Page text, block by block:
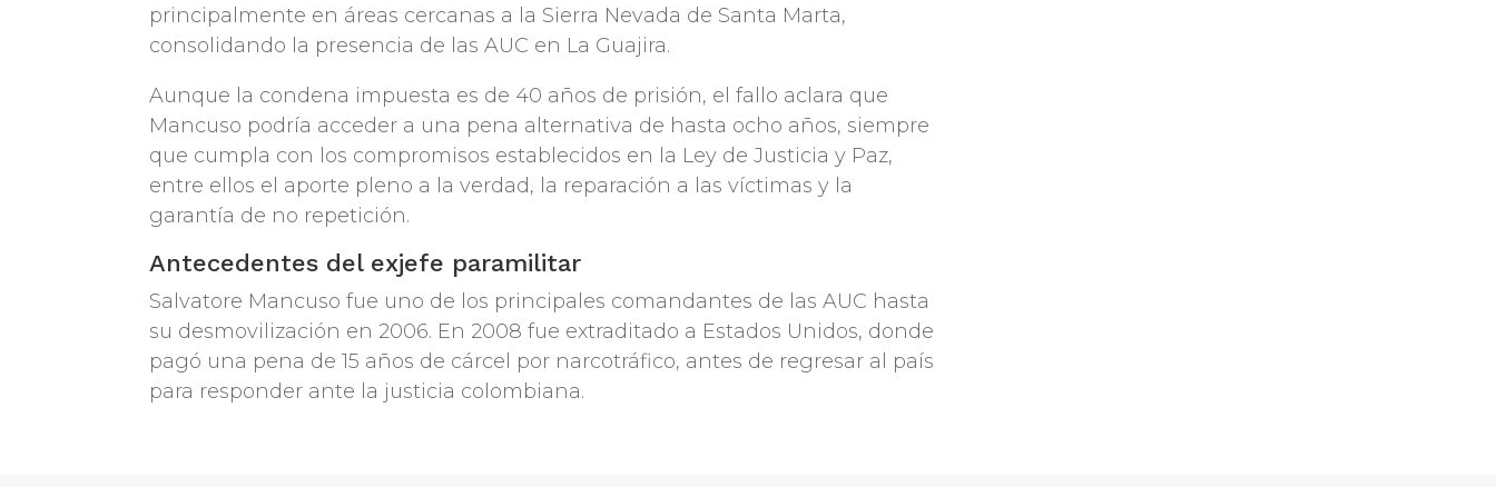
principalmente en áreas cercanas a la Sierra Nevada de Santa Marta,
consolidando la presencia de las AUC en La Guajira.
Aunque la condena impuesta es de 40 años de prisión, el fallo aclara que
Mancuso podría acceder a una pena alternativa de hasta ocho años, siempre
que cumpla con los compromisos establecidos en la Ley de Justicia y Paz,
entre ellos el aporte pleno a la verdad, la reparación a las víctimas y la
garantía de no repetición.
Antecedentes del exjefe paramilitar
Salvatore Mancuso fue uno de los principales comandantes de las AUC hasta
su desmovilización en 2006. En 2008 fue extraditado a Estados Unidos, donde
pagó una pena de 15 años de cárcel por narcotráfico, antes de regresar al país
para responder ante la justicia colombiana.